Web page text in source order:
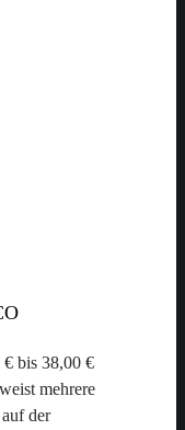
€ bis 38,00 €
mehrere
der